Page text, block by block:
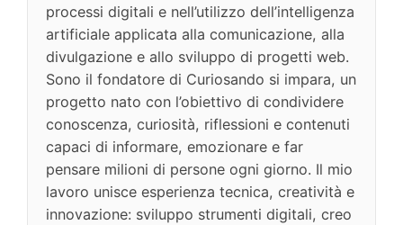
processi digitali e nell’utilizzo dell’intelligenza
artificiale applicata alla comunicazione, alla
divulgazione e allo sviluppo di progetti web.
Sono il fondatore di Curiosando si impara, un
progetto nato con l’obiettivo di condividere
conoscenza, curiosità, riflessioni e contenuti
capaci di informare, emozionare e far
pensare milioni di persone ogni giorno. Il mio
lavoro unisce esperienza tecnica, creatività e
innovazione: sviluppo strumenti digitali, creo